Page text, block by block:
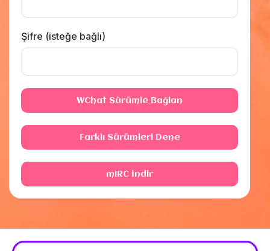
Şifre (isteğe bağlı)
WChat Sürümle Bağlan
Farklı Sürümleri Dene
mIRC İndir